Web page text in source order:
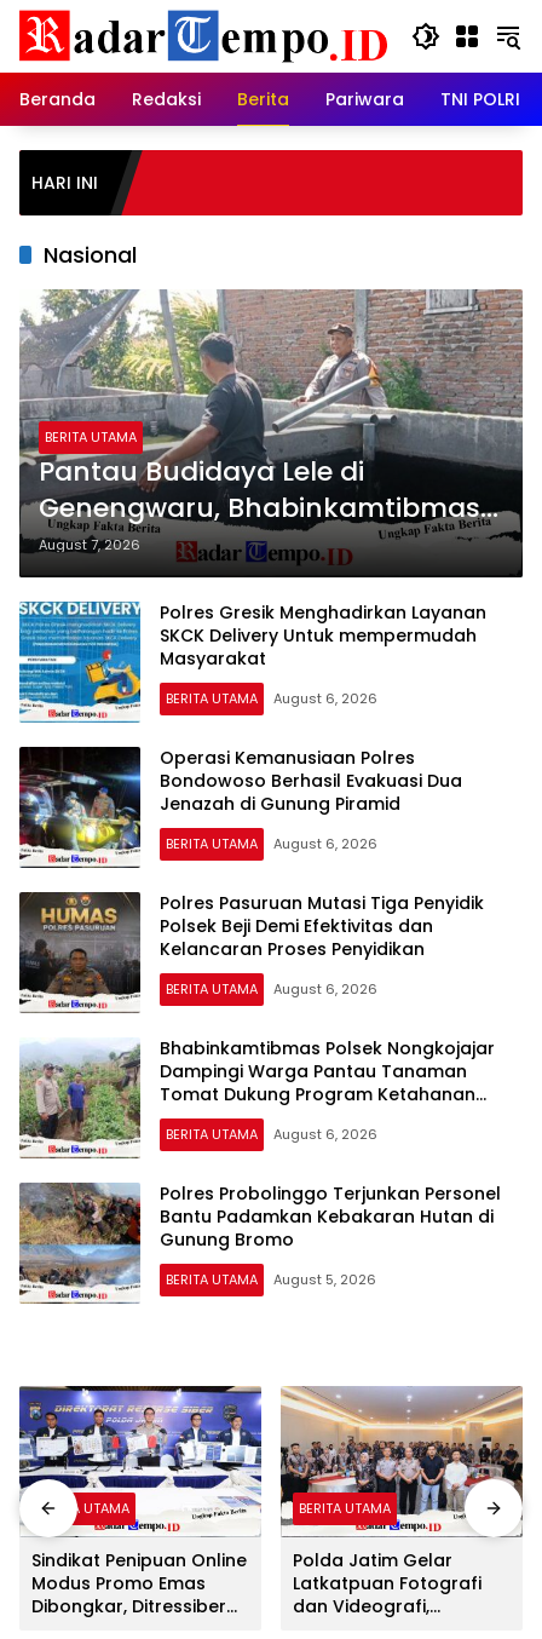
Skip
content
Beranda
Redaksi Berita Pariwara TNI POLRI
HARI INI
Nasional
BERITA UTAMA
Pantau Budidaya Lele di
Genengwaru, Bhabinkamtibmas
Pastikan Pertumbuhan Ikan
Berjalan Baik
August 7, 2026
Polres Gresik Menghadirkan Layanan
SKCK Delivery Untuk mempermudah
Masyarakat
BERITA UTAMA August 6, 2026
Operasi Kemanusiaan Polres
Bondowoso Berhasil Evakuasi Dua
Jenazah di Gunung Piramid
BERITA UTAMA August 6, 2026
Polres Pasuruan Mutasi Tiga Penyidik
Polsek Beji Demi Efektivitas dan
Kelancaran Proses Penyidikan
BERITA UTAMA August 6, 2026
Bhabinkamtibmas Polsek Nongkojajar
Dampingi Warga Pantau Tanaman
Tomat Dukung Program Ketahanan
Pangan Nasional
BERITA UTAMA August 6, 2026
Polres Probolinggo Terjunkan Personel
Bantu Padamkan Kebakaran Hutan di
Gunung Bromo
BERITA UTAMA August 5, 2026
BERITA UTAMA
Sindikat Penipuan Online
Modus Promo Emas
Dibongkar, Ditressiber
BERITA UTAMA
Polda Jatim Gelar
Latkatpuan Fotografi
dan Videografi,